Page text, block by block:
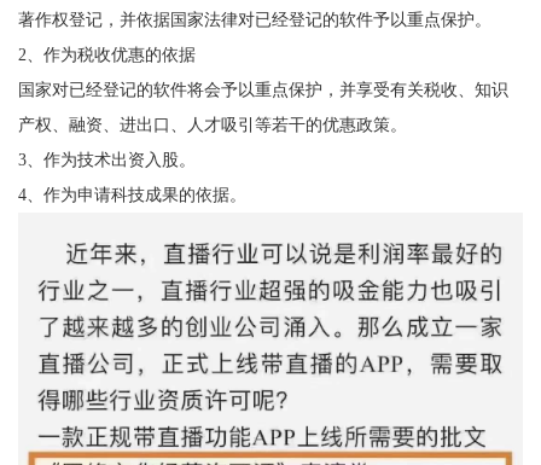
著作权登记，并依据国家法律对已经登记的软件予以重点保护。
2、作为税收优惠的依据
国家对已经登记的软件将会予以重点保护，并享受有关税收、知识
产权、融资、进出口、人才吸引等若干的优惠政策。
3、作为技术出资入股。
4、作为申请科技成果的依据。